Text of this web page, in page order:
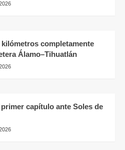
completamente
Álamo–Tihuatlán
capítulo ante Soles de